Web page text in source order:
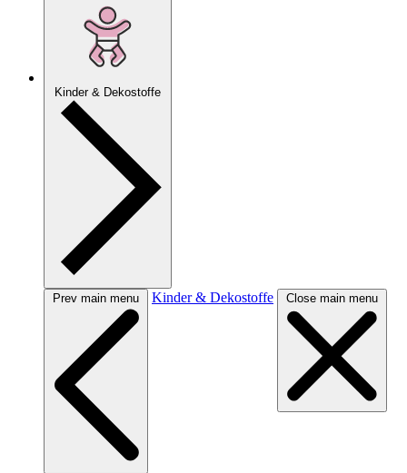
Kinder & Dekostoffe
Prev main menu Kinder & Dekostoffe Close main menu